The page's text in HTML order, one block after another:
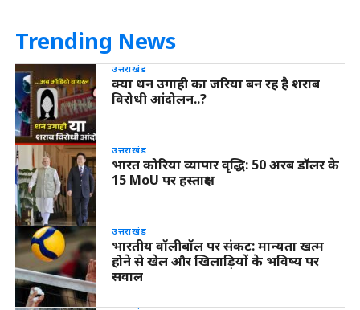
Trending News
उत्तराखंड
क्या धन उगाही का जरिया बन रह है शराब
विरोधी आंदोलन..?
उत्तराखंड
भारत कोरिया व्यापार वृद्धि: 50 अरब डॉलर के
15 MoU पर हस्ताक्षर
उत्तराखंड
भारतीय वॉलीबॉल पर संकट: मान्यता खत्म
होने से खेल और खिलाड़ियों के भविष्य पर
सवाल